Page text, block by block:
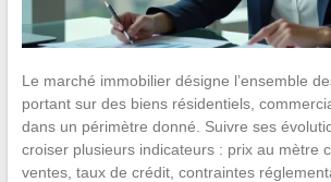
Le marché immobilier désigne l’ensemble
portant sur des biens résidentiels,
dans un périmètre donné. Suivre ses
croiser plusieurs indicateurs : prix au mètre
ventes, taux de crédit, contraintes